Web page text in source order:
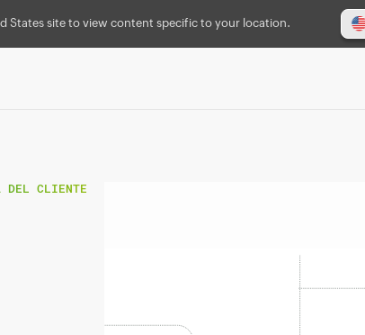
States site to view content specific to your location.
DEL CLIENTE